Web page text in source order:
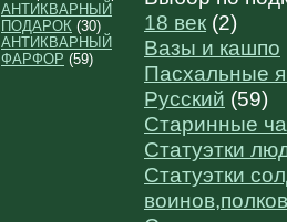
АНТИКВАРНЫЙ
ПОДАРОК (30)
АНТИКВАРНЫЙ
ФАРФОР (59)
18 век (2)
Вазы и кашпо
Пасхальные
Русский (59)
Старинные
Статуэтки
Статуэтки